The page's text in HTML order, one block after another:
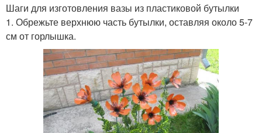
Шаги для изготовления вазы из пластиковой бутылки
1. Обрежьте верхнюю часть бутылки, оставляя около 5-7
см от горлышка.